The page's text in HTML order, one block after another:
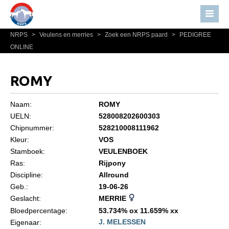
Home
Nieuws
Bestuur NRPS
Informatie
Statuten en reglementen
Algemeen
Paardenpaspoort aanvragen
NRPS > Veulens en merries > Zoek een NRPS paard >
PEDIGREE
ONLINE
ROMY
Naam:
ROMY
UELN:
528008202600303
Chipnummer:
528210008111962
Kleur:
VOS
Stamboek:
VEULENBOEK
Ras:
Rijpony
Discipline:
Allround
Geb.:
19-06-26
Geslacht:
MERRIE
Bloedpercentage:
53.734% ox 11.659% xx
Eigenaar:
J. MELESSEN